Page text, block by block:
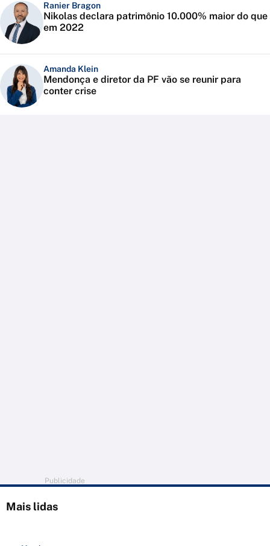
Ranier Bragon
Nikolas declara patrimônio 10.000% maior do que
em 2022
Amanda Klein
Mendonça e diretor da PF vão se reunir para
conter crise
Publicidade
Mais lidas